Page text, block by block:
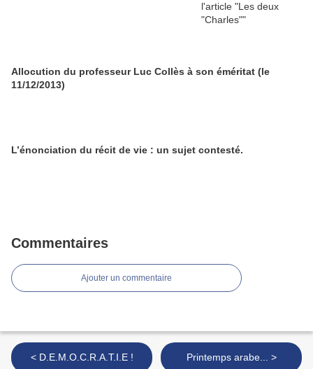
Allocution du professeur Luc Collès à son éméritat (le
11/12/2013)
L’énonciation du récit de vie : un sujet contesté.
Commentaires
Ajouter un commentaire
< D.E.M.O.C.R.A.T.I.E ! Printemps arabe... >